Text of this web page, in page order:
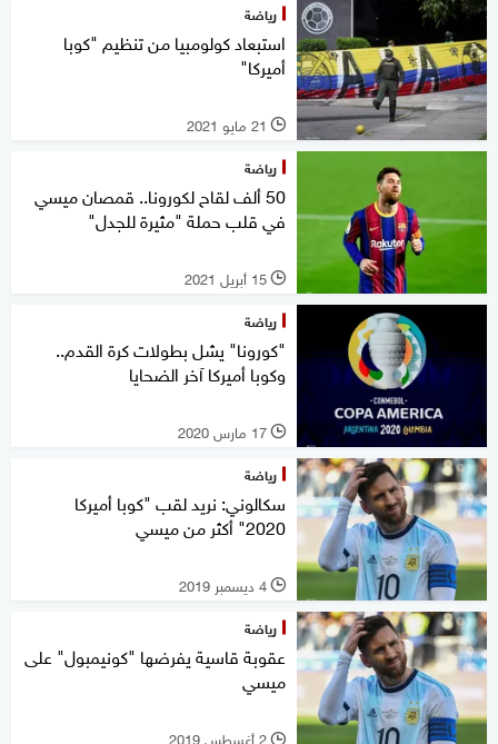
رياضة
استبعاد كولومبيا من تنظيم "كوبا
أميركا"
l 21 مايو 2021
رياضة
50 ألف لقاح لكورونا.. قمصان ميسي
في قلب حملة "مثيرة للجدل"
l 15 أبريل 2021
رياضة
"كورونا" يشل بطولات كرة القدم..
وكوبا أميركا آخر الضحايا
l 17 مارس 2020
رياضة
سكالوني: نريد لقب "كوبا أميركا
2020" أكثر من ميسي
l 4 ديسمبر 2019
رياضة
عقوبة قاسية يفرضها "كونيمبول" على
ميسي
l 2 أغسطس 2019